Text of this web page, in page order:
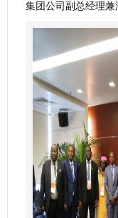
集团公司副总经理兼